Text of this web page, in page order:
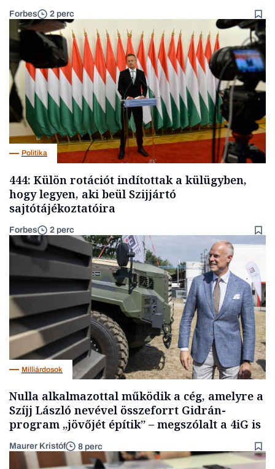
Forbes 2 perc
Politika
444: Külön rotációt indítottak a külügyben,
hogy legyen, aki beül Szijjártó
sajtótájékoztatóira
Forbes 2 perc
Milliárdosok
Nulla alkalmazottal működik a cég, amelyre a
Szíjj László nevével összeforrt Gidrán-
program „jövőjét építik” – megszólalt a 4iG is
Maurer Kristóf 8 perc